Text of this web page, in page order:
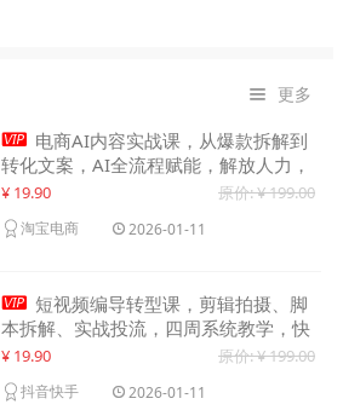
 更多
 电商AI内容实战课，从爆款拆解到
转化文案，AI全流程赋能，解放人力，
单月节省内容成本数万元
¥ 19.90 原价: ¥ 199.00
淘宝电商 2026-01-11
 短视频编导转型课，剪辑拍摄、脚
本拆解、实战投流，四周系统教学，快
速入行月入2w+
¥ 19.90 原价: ¥ 199.00
抖音快手 2026-01-11